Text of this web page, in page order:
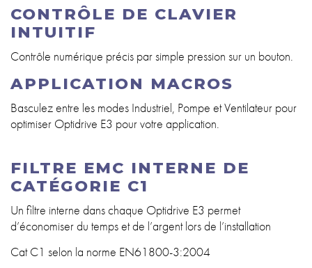
CONTRÔLE DE CLAVIER
INTUITIF
Contrôle numérique précis par simple pression sur un bouton.
APPLICATION MACROS
Basculez entre les modes Industriel, Pompe et Ventilateur pour
optimiser Optidrive E3 pour votre application.
FILTRE EMC INTERNE DE
CATÉGORIE C1
Un filtre interne dans chaque Optidrive E3 permet
d’économiser du temps et de l’argent lors de l’installation
Cat C1 selon la norme EN61800-3:2004